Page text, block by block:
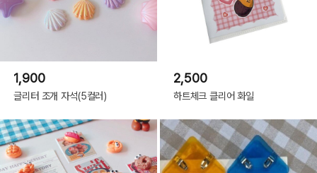
1,900
글리터 조개 자석(5컬러)
2,500
하트체크 클리어 화일